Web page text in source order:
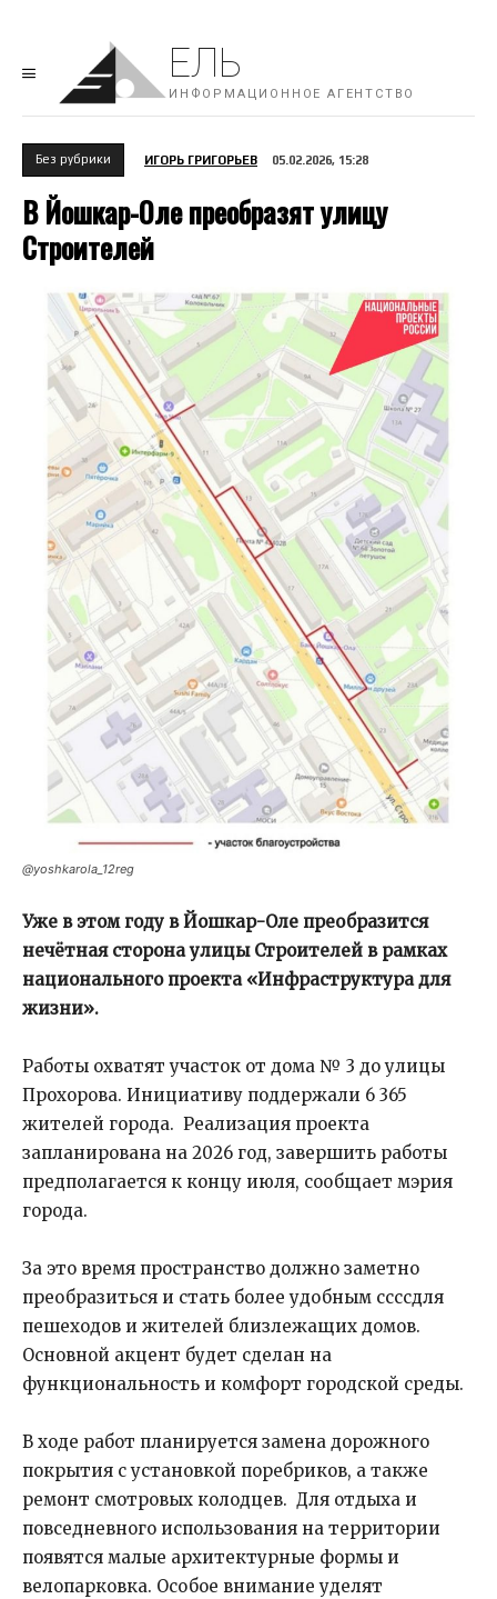
ЕЛЬ
ИНФОРМАЦИОННОЕ АГЕНТСТВО
Без рубрики ИГОРЬ ГРИГОРЬЕВ 05.02.2026, 15:28
В Йошкар-Оле преобразят улицу
Строителей
@yoshkarola_12reg
Уже в этом году в Йошкар-Оле преобразится
нечётная сторона улицы Строителей в рамках
национального проекта «Инфраструктура для
жизни».
Работы охватят участок от дома № 3 до улицы
Прохорова. Инициативу поддержали 6 365
жителей города. Реализация проекта
запланирована на 2026 год, завершить работы
предполагается к концу июля, сообщает мэрия
города.
За это время пространство должно заметно
преобразиться и стать более удобным ссссдля
пешеходов и жителей близлежащих домов.
Основной акцент будет сделан на
функциональность и комфорт городской среды.
В ходе работ планируется замена дорожного
покрытия с установкой поребриков, а также
ремонт смотровых колодцев. Для отдыха и
повседневного использования на территории
появятся малые архитектурные формы и
велопарковка. Особое внимание уделят